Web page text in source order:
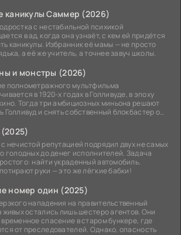
каникулы Саммер (2026)
с нестабильной психикой
в ад, когда она узнаёт, с кем ей придётся
каникулы. Избранник её мамы — не просто
а её же учитель, а точнее завуч школы.
и монстры (2026)
полнометражного мультфильма
в 1920-х годах в Голливуде, в эпоху
Тогда три амбициозных миньона решают
Голливуд и снять собственный блокбастер о
нечистой репутацией подрядил двух не самых
голодных до денег исполнителей. Задача
найти украденный автомобиль.
руки — это же лёгкие бабки!
номер один (2025)
нападения на правительственный
живых остались лишь шестеро агентов. Они
временное спасение в старом бункере, где
от преследователей. Однако, опасность